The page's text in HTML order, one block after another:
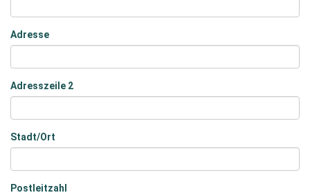
Adresse
Adresszeile 2
Stadt/Ort
Postleitzahl